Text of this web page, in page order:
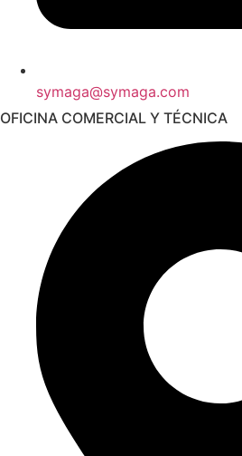
symaga@symaga.com
OFICINA COMERCIAL Y TÉCNICA